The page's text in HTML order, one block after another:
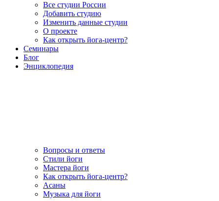
Все студии России
Добавить студию
Изменить данные студии
О проекте
Как открыть йога-центр?
Семинары
Блог
Энциклопедия
Вопросы и ответы
Стили йоги
Мастера йоги
Как открыть йога-центр?
Асаны
Музыка для йоги